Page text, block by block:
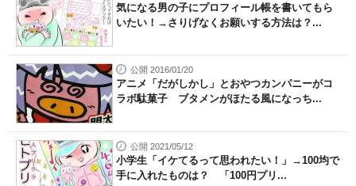
気になる男の子にプロフィール帳を書いてもら
いたい！→さりげなくお願いする方法は？...
公開 2016/01/20
アニメ「だがしかし」とおやつカンパニーがコ
ラボ駄菓子 ブタメンがほたる風になっち...
公開 2021/05/12
小学生「イケてるって思われたい！」→100均で
手に入れたものは？ 「100円プリ...